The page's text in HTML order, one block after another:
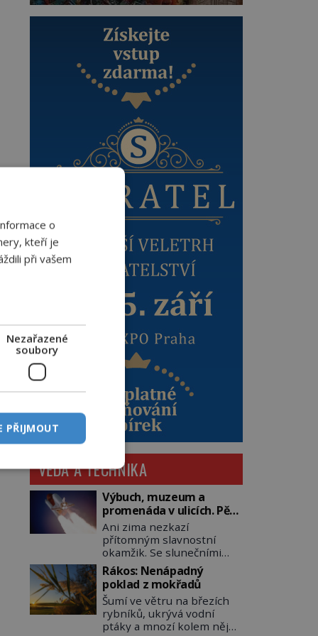
VĚDA A TECHNIKA
Výbuch, muzeum a
promenáda v ulicích. Pět
osudů nejslavnějších
raketoplánů
Ani zima nezkazí
přítomným slavnostní
okamžik. Se slunečními
brýlemi hledí na startující
raketu, která má do
vesmíru vynést kromě
posádky také obyčejnou
učitelku. Po několika
sekundách všem ztuhnou
Rákos: Nenápadný
poklad z mokřadů
Šumí ve větru na březích
rybníků, ukrývá vodní
ptáky a mnozí kolem něj
o
kteří je
při vašem
Nezařazené
soubory
PŘIJMOUT